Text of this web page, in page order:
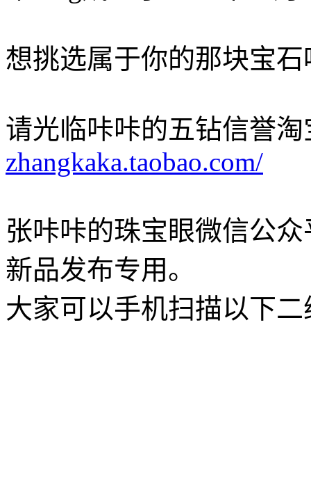
想挑选属于你的那块宝石
请光临咔咔的五钻信誉淘
zhangkaka.taobao.com/
张咔咔的珠宝眼微信公
新品发布专用。
大家可以手机扫描以下